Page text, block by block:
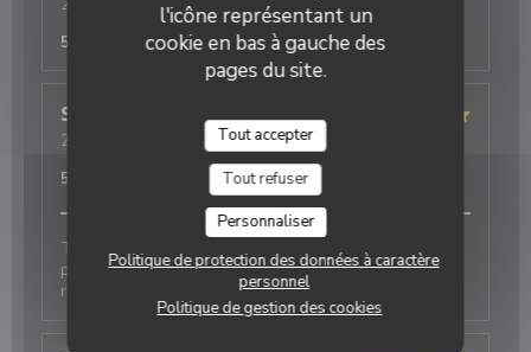
l'icône représentant un
cookie en bas à gauche des
pages du site.
Tout accepter
Tout refuser
Personnaliser
Politique de protection des données à caractère
personnel
Politique de gestion des cookies
2026-08-03
- 20:30 - Couverts 2
Ambiance:5/5 Cuisine: 5/5 Qualité / Prix
5
Soun
2026-08-03
- 20:00 - Couverts 1
Ambiance:5/5 Cuisine:
5
Toujours parfait. Le personnel est adorable et très
professionnel. Les plats étaient excellents et
rapidement servis. Je recommande fortement